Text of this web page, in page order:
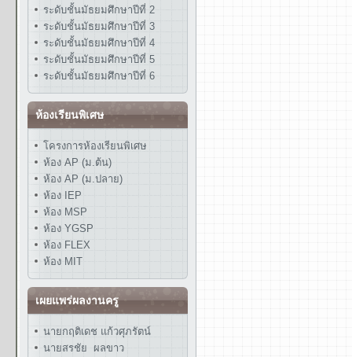
ระดับชั้นมัธยมศึกษาปีที่ 2
ระดับชั้นมัธยมศึกษาปีที่ 3
ระดับชั้นมัธยมศึกษาปีที่ 4
ระดับชั้นมัธยมศึกษาปีที่ 5
ระดับชั้นมัธยมศึกษาปีที่ 6
ห้องเรียนพิเศษ
โครงการห้องเรียนพิเศษ
ห้อง AP (ม.ต้น)
ห้อง AP (ม.ปลาย)
ห้อง IEP
ห้อง MSP
ห้อง YGSP
ห้อง FLEX
ห้อง MIT
เผยแพร่ผลงานครู
นายกฤติเดช แก้วศุภรัตน์
นายสรชัย ผลขาว